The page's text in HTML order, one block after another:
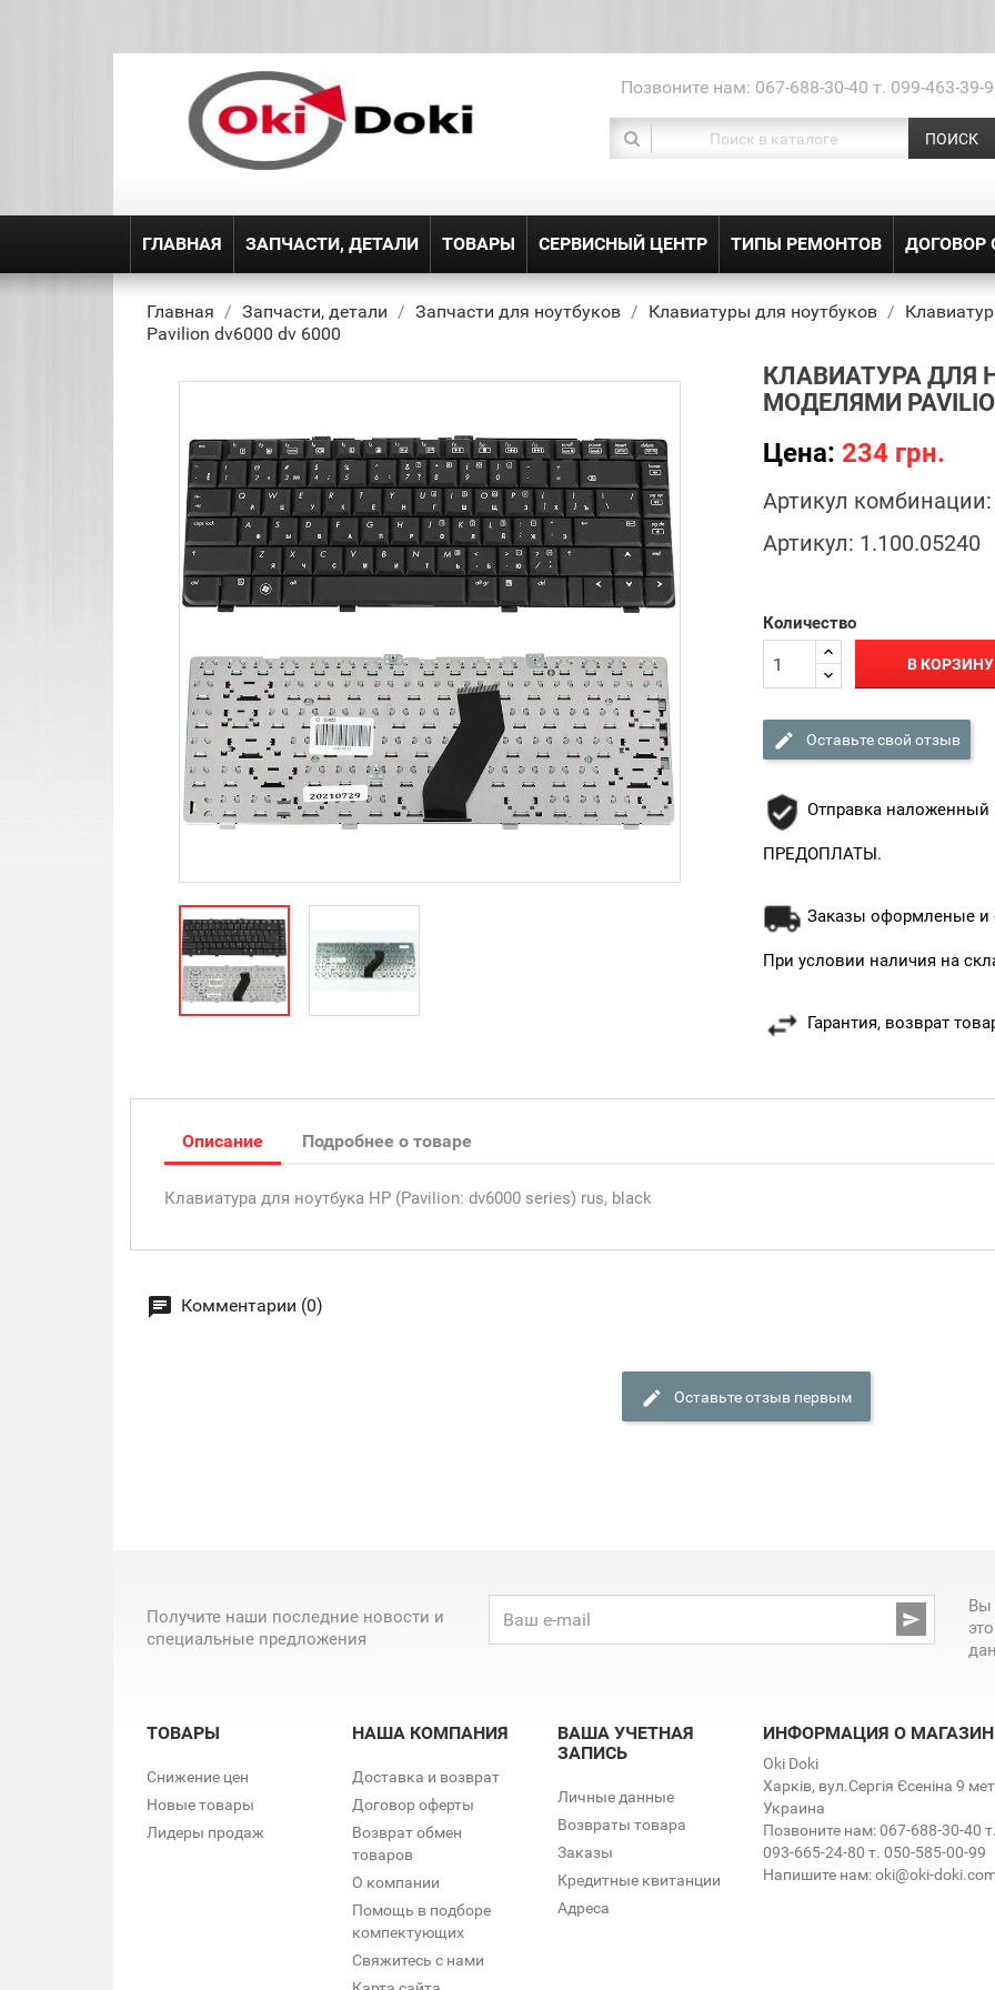
Позвоните нам: 067-688-30-40 т. 099-463-39-
ПОИСК
ГЛАВНАЯ ЗАПЧАСТИ, ДЕТАЛИ ТОВАРЫ СЕРВИСНЫЙ ЦЕНТР ТИПЫ РЕМОНТОВ ДОГОВОР
Главная Запчасти, детали Запчасти для ноутбуков Клавиатуры для ноутбуков
Pavilion dv6000 dv 6000
КЛАВИАТУРА ДЛЯ
МОДЕЛЯМИ
Цена: 234 грн.
Артикул комбинации:
Артикул: 1.100.05240
Количество
В КОРЗИНУ
Оставьте свой отзыв
Отправка наложенный
ПРЕДОПЛАТЫ.
Заказы оформленые и
При условии наличия на
Гарантия, возврат
Описание Подробнее о товаре
Клавиатура для ноутбука HP (Pavilion: dv6000 series) rus, black
Комментарии (0)
Оставьте отзыв первым
Получите наши последние новости и
специальные предложения

Вы
ТОВАРЫ
Снижение цен
Новые товары
Лидеры продаж
НАША КОМПАНИЯ
Доставка и возврат
Договор оферты
Возврат обмен
товаров
О компании
Помощь в подборе
компектующих
Свяжитесь с нами
ВАША УЧЕТНАЯ
ЗАПИСЬ
Личные данные
Возвраты товара
Заказы
Кредитные квитанции
Адреса
ИНФОРМАЦИЯ О
Oki Doki
Харків, вул.Сергія Єсеніна 9
Украина
Позвоните нам:067-688-30-40
093-665-24-80 т. 050-585-00-99
Напишите нам:oki@oki-